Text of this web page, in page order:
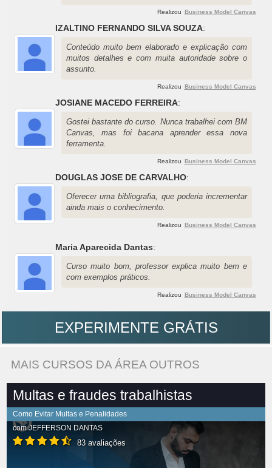
Realizou Business Model Canvas
IZALTINO FERNANDO SILVA SOUZA:
Conteúdo muito bem elaborado e explicação com
muitos detalhes e com muita autoridade sobre o
assunto.
Realizou Business Model Canvas
JOSIANE MACEDO FERREIRA:
Gostei bastante do curso. Nunca trabalhei com BM
Canvas, mas foi bacana aprender essa nova
ferramenta.
Realizou Business Model Canvas
DOUGLAS JOSE DE CARVALHO:
Oferecer uma bibliografia, que poderia incrementar
ainda mais o conhecimento.
Realizou Business Model Canvas
Maria Aparecida Dantas:
Curso muito bom, professor explica muito bem e
com exemplos práticos.
Realizou Business Model Canvas
EXPERIMENTE GRÁTIS
MAIS CURSOS DA ÁREA OUTROS
Multas e fraudes trabalhistas
Como Evitar Multas e Penalidades
comJEFFERSON DANTAS
83 avaliações